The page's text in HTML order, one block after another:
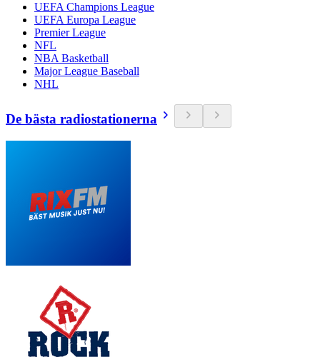
UEFA Champions League
UEFA Europa League
Premier League
NFL
NBA Basketball
Major League Baseball
NHL
De bästa radiostationerna